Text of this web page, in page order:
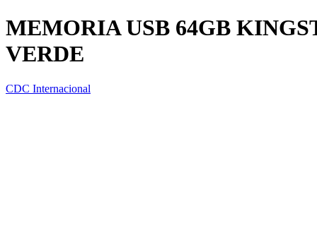
MEMORIA USB 64GB
VERDE
CDC Internacional